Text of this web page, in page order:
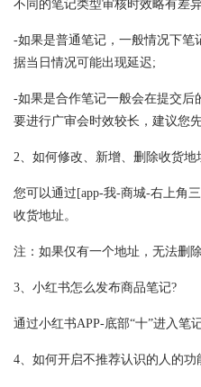
不同的笔记类型审核时效略有差
-如果是普通笔记，一般情况下笔
据当日情况可能出现延迟;
-如果是合作笔记一般会在提交后
要进行广审会时效较长，建议您
2、如何修改、新增、删除收货地
您可以通过[app-我-商城-右上角
收货地址。
注：如果仅有一个地址，无法删除
3、小红书怎么发布商品笔记?
通过小红书APP-底部“十”进入笔
4、如何开启不推荐认识的人的功